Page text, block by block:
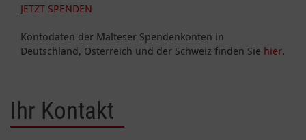
JETZT SPENDEN
Kontodaten der Malteser Spendenkonten in
Deutschland, Österreich und der Schweiz finden Sie hier.
Ihr Kontakt